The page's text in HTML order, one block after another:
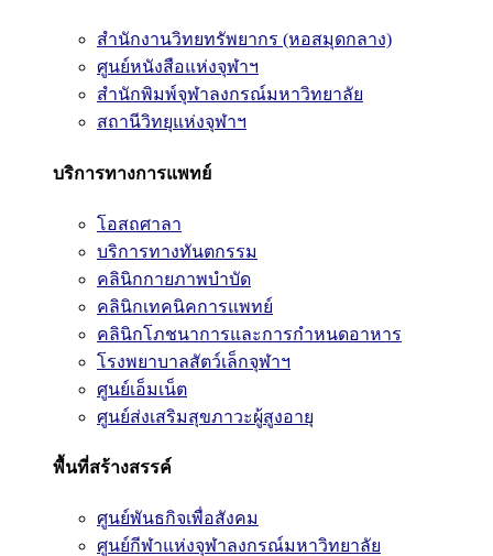
สำนักงานวิทยทรัพยากร (หอสมุดกลาง)
ศูนย์หนังสือแห่งจุฬาฯ
สำนักพิมพ์จุฬาลงกรณ์มหาวิทยาลัย
สถานีวิทยุแห่งจุฬาฯ
บริการทางการแพทย์
โอสถศาลา
บริการทางทันตกรรม
คลินิกกายภาพบำบัด
คลินิกเทคนิคการแพทย์
คลินิกโภชนาการและการกำหนดอาหาร
โรงพยาบาลสัตว์เล็กจุฬาฯ
ศูนย์เอ็มเน็ต
ศูนย์ส่งเสริมสุขภาวะผู้สูงอายุ
พื้นที่สร้างสรรค์
ศูนย์พันธกิจเพื่อสังคม
ศูนย์กีฬาแห่งจุฬาลงกรณ์มหาวิทยาลัย